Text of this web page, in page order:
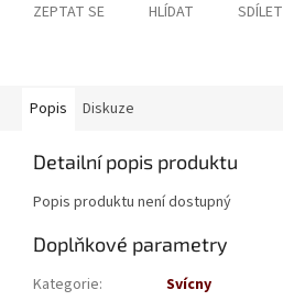
ZEPTAT SE HLÍDAT SDÍLET
Popis Diskuze
Detailní popis produktu
Popis produktu není dostupný
Doplňkové parametry
Kategorie:
Svícny